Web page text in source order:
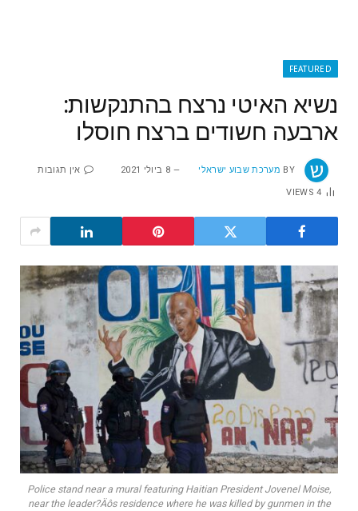
FEATURED
נשיא האיטי נרצח בהתנקשות:
ארבעה חשודים ברצח חוסלו
BY מערכת שבוע ישראלי 8 ביולי 2021 אין תגובות
4
VIEWS
Police stand near a mural featuring Haitian President Jovenel Moise,
near the leader?Äôs residence where he was killed by gunmen in the